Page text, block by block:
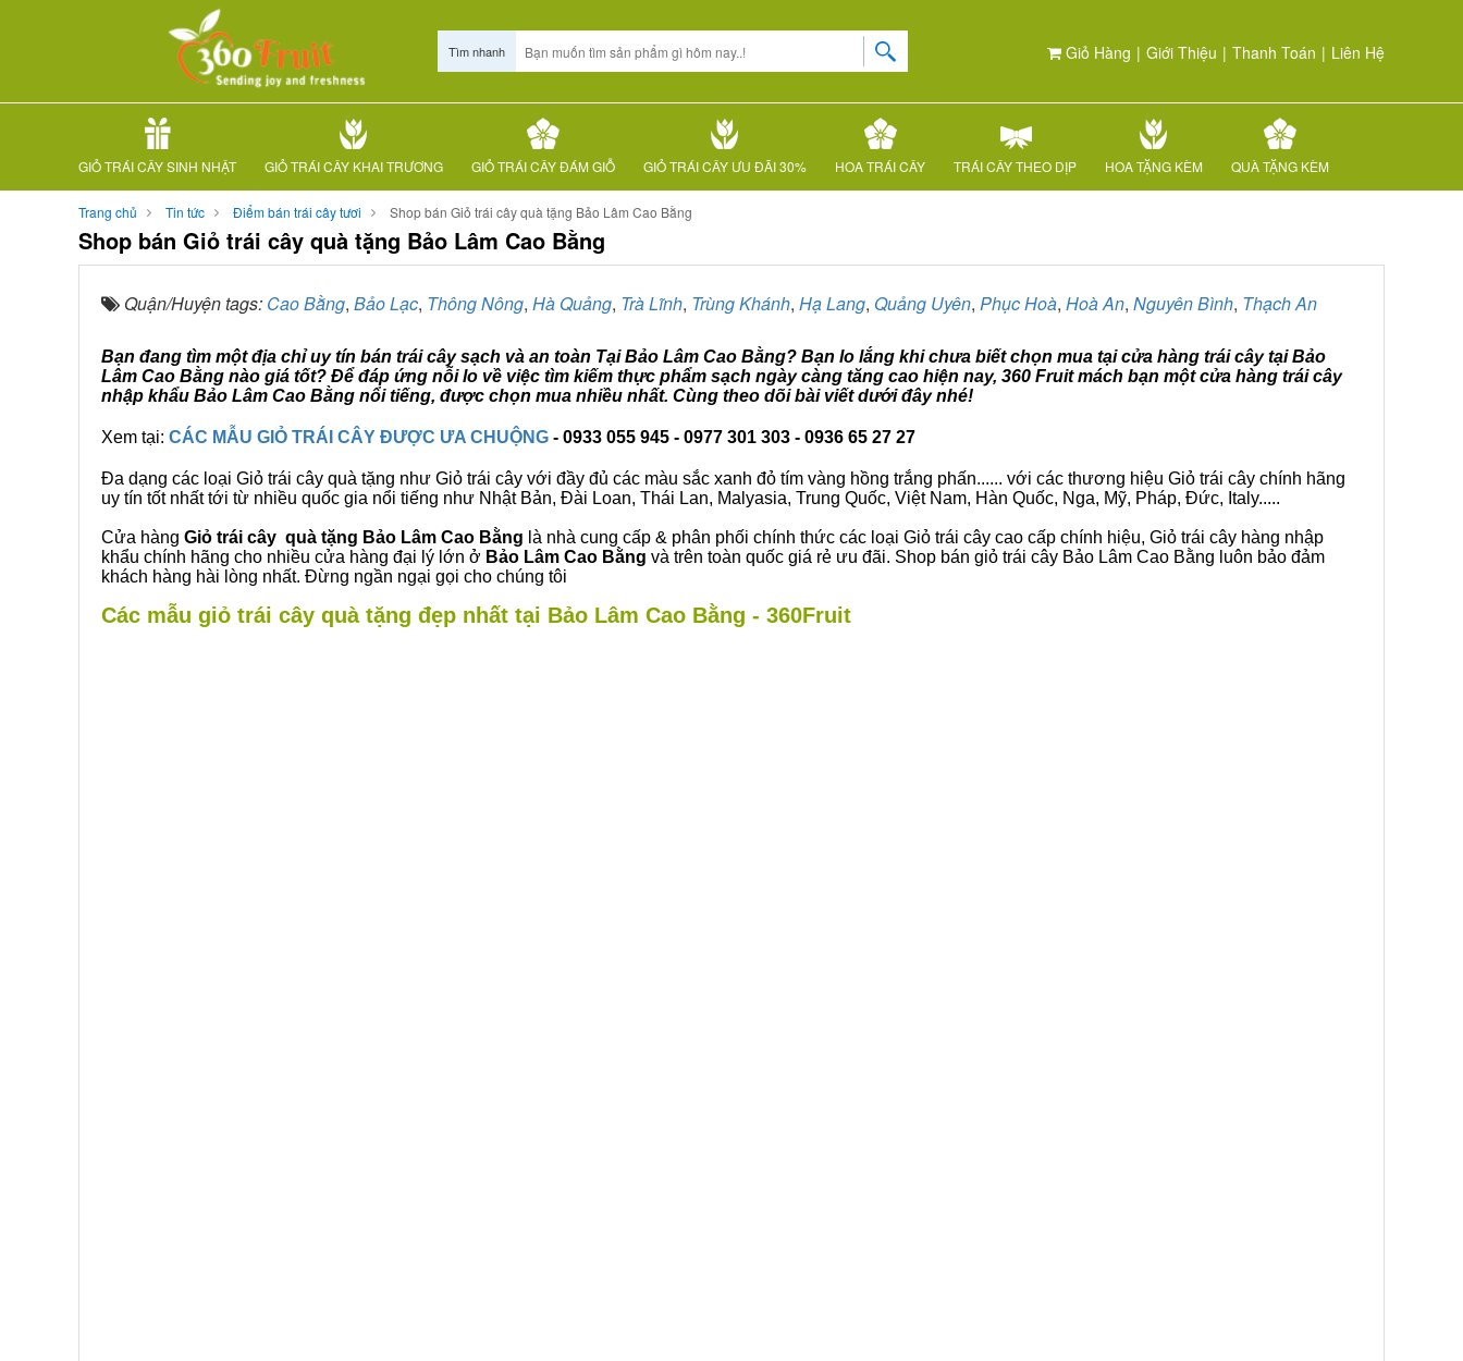
Giỏ Hàng | Giới Thiệu | Thanh Toán | Liên Hệ
Tìm nhanh
GIỎ TRÁI CÂY SINH NHẬT GIỎ TRÁI CÂY KHAI TRƯƠNG GIỎ TRÁI CÂY ĐÁM GIỖ GIỎ TRÁI CÂY ƯU ĐÃI 30% HOA TRÁI CÂY TRÁI CÂY THEO DỊP HOA TẶNG KÈM QUÀ TẶNG KÈM
Trang chủ Tin tức Điểm bán trái cây tươi Shop bán Giỏ trái cây quà tặng Bảo Lâm Cao Bằng
Shop bán Giỏ trái cây quà tặng Bảo Lâm Cao Bằng
Quận/Huyện tags: Cao Bằng, Bảo Lạc, Thông Nông, Hà Quảng, Trà Lĩnh, Trùng Khánh, Hạ Lang, Quảng Uyên, Phục Hoà, Hoà An, Nguyên Bình, Thạch An
Bạn đang tìm một địa chỉ uy tín bán trái cây sạch và an toàn Tại Bảo Lâm Cao Bằng? Bạn lo lắng khi chưa biết chọn mua tại cửa hàng trái cây tại Bảo
Lâm Cao Bằng nào giá tốt? Để đáp ứng nỗi lo về việc tìm kiếm thực phẩm sạch ngày càng tăng cao hiện nay, 360 Fruit mách bạn một cửa hàng trái cây
nhập khẩu Bảo Lâm Cao Bằng nổi tiếng, được chọn mua nhiều nhất. Cùng theo dõi bài viết dưới đây nhé!
Xem tại: CÁC MẪU GIỎ TRÁI CÂY ĐƯỢC ƯA CHUỘNG - 0933 055 945 - 0977 301 303 - 0936 65 27 27
Đa dạng các loại Giỏ trái cây quà tặng như Giỏ trái cây với đầy đủ các màu sắc xanh đỏ tím vàng hồng trắng phấn...... với các thương hiệu Giỏ trái cây chính hãng
uy tín tốt nhất tới từ nhiều quốc gia nổi tiếng như Nhật Bản, Đài Loan, Thái Lan, Malyasia, Trung Quốc, Việt Nam, Hàn Quốc, Nga, Mỹ, Pháp, Đức, Italy.....
Cửa hàng Giỏ trái cây quà tặng Bảo Lâm Cao Bằng là nhà cung cấp & phân phối chính thức các loại Giỏ trái cây cao cấp chính hiệu, Giỏ trái cây hàng nhập
khẩu chính hãng cho nhiều cửa hàng đại lý lớn ở Bảo Lâm Cao Bằng và trên toàn quốc giá rẻ ưu đãi. Shop bán giỏ trái cây Bảo Lâm Cao Bằng luôn bảo đảm
khách hàng hài lòng nhất. Đừng ngần ngại gọi cho chúng tôi
Các mẫu giỏ trái cây quà tặng đẹp nhất tại Bảo Lâm Cao Bằng - 360Fruit